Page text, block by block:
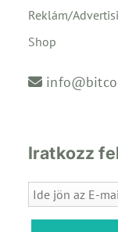
Reklám/
Shop
Iratkozz